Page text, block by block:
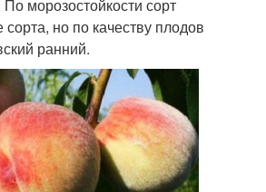
морозостойкости сорт
сорта, но по качеству плодов
ранний.